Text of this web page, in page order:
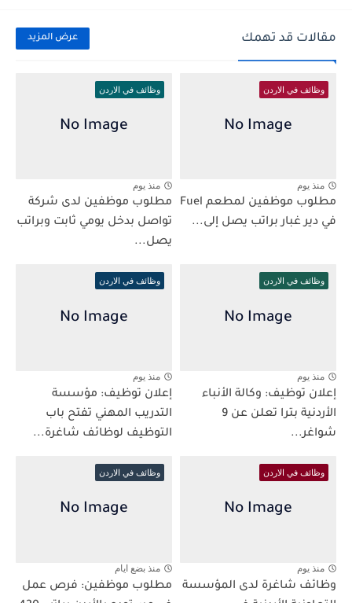
مقالات قد تهمك عرض المزيد
وظائف في الاردن
منذ يوم
مطلوب موظفين لمطعم Fuel
في دير غبار براتب يصل إلى...
وظائف في الاردن
منذ يوم
مطلوب موظفين لدى شركة
تواصل بدخل يومي ثابت وبراتب
يصل...
وظائف في الاردن
منذ يوم
إعلان توظيف: وكالة الأنباء
الأردنية بترا تعلن عن 9
شواغر...
وظائف في الاردن
منذ يوم
إعلان توظيف: مؤسسة
التدريب المهني تفتح باب
التوظيف لوظائف شاغرة...
وظائف في الاردن
منذ يوم
وظائف شاغرة لدى المؤسسة
وظائف في الاردن
منذ بضع ايام
مطلوب موظفين: فرص عمل